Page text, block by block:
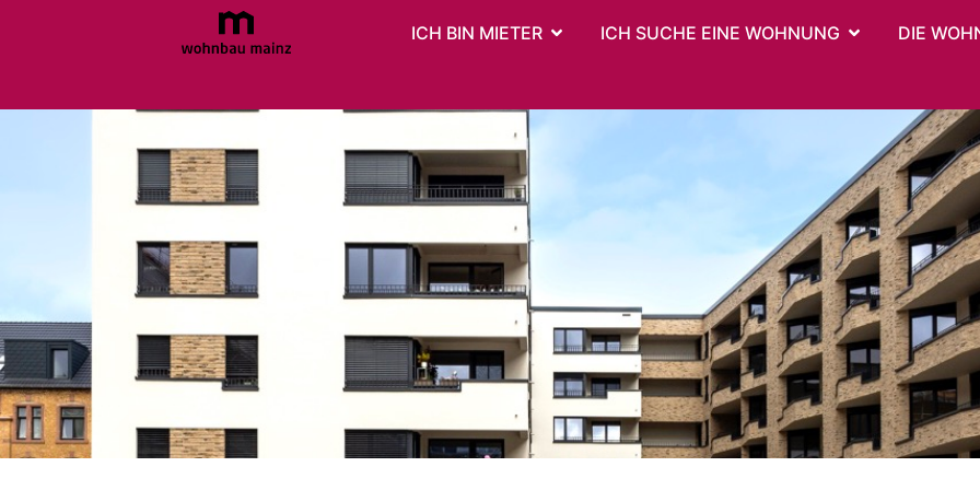
ICH BIN MIETER ICH SUCHE EINE WOHNUNG DIE